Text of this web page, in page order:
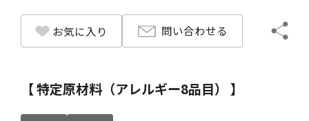
お気に入り 問い合わせる
【 特定原材料（アレルギー8品目） 】